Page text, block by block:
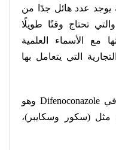
يوجد عدد هائل جدًا من
والتي تحتاج وقتًا طويلًا
مع الأسماء العلمية
التي يتعامل بها
Difenoconazole وهو
مثل (سكور وسكايبر)،